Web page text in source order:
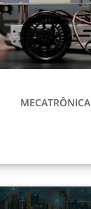
MECATRÔNICA